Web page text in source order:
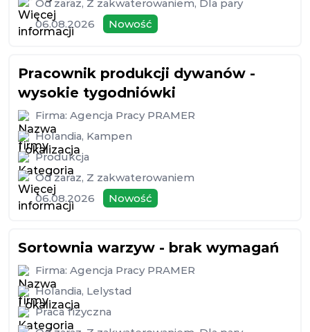
Od zaraz, Z zakwaterowaniem, Dla pary
06.08.2026
Nowość
Pracownik produkcji dywanów -
wysokie tygodniówki
Firma: Agencja Pracy PRAMER
Holandia, Kampen
Produkcja
Od zaraz, Z zakwaterowaniem
06.08.2026
Nowość
Sortownia warzyw - brak wymagań
Firma: Agencja Pracy PRAMER
Holandia, Lelystad
Praca fizyczna